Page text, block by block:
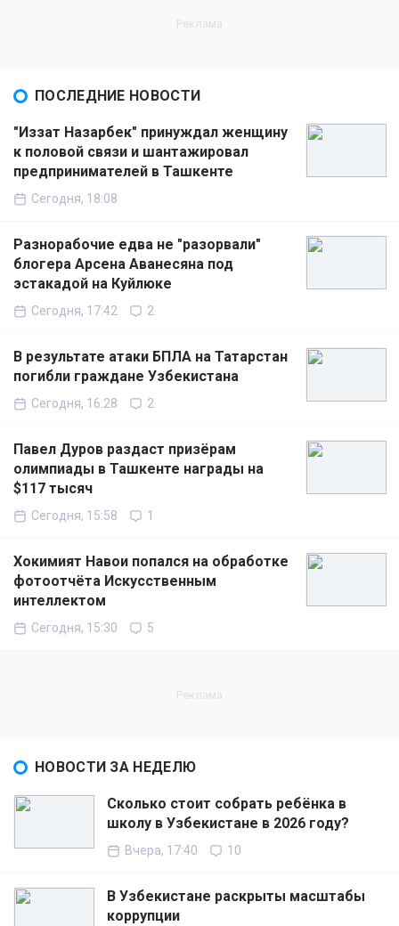
ПОСЛЕДНИЕ НОВОСТИ
"Иззат Назарбек" принуждал женщину
к половой связи и шантажировал
предпринимателей в Ташкенте
Сегодня, 18:08
Разнорабочие едва не "разорвали"
блогера Арсена Аванесяна под
эстакадой на Куйлюке
Сегодня, 17:42 2
В результате атаки БПЛА на Татарстан
погибли граждане Узбекистана
Сегодня, 16:28 2
Павел Дуров раздаст призёрам
олимпиады в Ташкенте награды на
$117 тысяч
Сегодня, 15:58 1
Хокимият Навои попался на обработке
фотоотчёта Искусственным
интеллектом
Сегодня, 15:30 5
НОВОСТИ ЗА НЕДЕЛЮ
Сколько стоит собрать ребёнка в
школу в Узбекистане в 2026 году?
Вчера, 17:40 10
В Узбекистане раскрыты масштабы
коррупции